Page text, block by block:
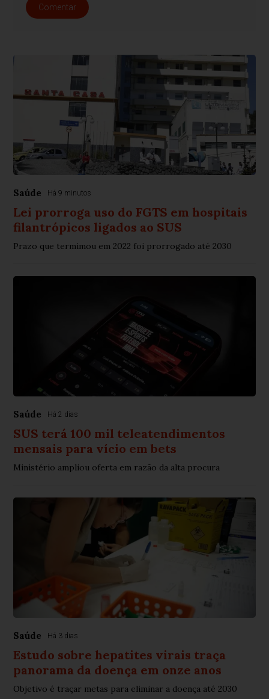
Comentar
Saúde Há 9 minutos
Lei prorroga uso do FGTS em hospitais
filantrópicos ligados ao SUS
Prazo que termimou em 2022 foi prorrogado até 2030
Saúde Há 2 dias
SUS terá 100 mil teleatendimentos
mensais para vício em bets
Ministério ampliou oferta em razão da alta procura
Saúde Há 3 dias
Estudo sobre hepatites virais traça
panorama da doença em onze anos
Objetivo é traçar metas para eliminar a doença até 2030